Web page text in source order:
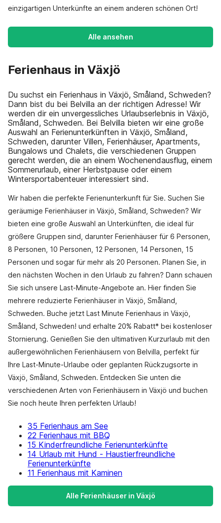
einzigartigen Unterkünfte an einem anderen schönen Ort!
Alle ansehen
Ferienhaus in Växjö
Du suchst ein Ferienhaus in Växjö, Småland, Schweden?
Dann bist du bei Belvilla an der richtigen Adresse! Wir
werden dir ein unvergessliches Urlaubserlebnis in Växjö,
Småland, Schweden. Bei Belvilla bieten wir eine große
Auswahl an Ferienunterkünften in Växjö, Småland,
Schweden, darunter Villen, Ferienhäuser, Apartments,
Bungalows und Chalets, die verschiedenen Gruppen
gerecht werden, die an einem Wochenendausflug, einem
Sommerurlaub, einer Herbstpause oder einem
Wintersportabenteuer interessiert sind.
Wir haben die perfekte Ferienunterkunft für Sie. Suchen Sie
geräumige Ferienhäuser in Växjö, Småland, Schweden? Wir
bieten eine große Auswahl an Unterkünften, die ideal für
größere Gruppen sind, darunter Ferienhäuser für 6 Personen,
8 Personen, 10 Personen, 12 Personen, 14 Personen, 15
Personen und sogar für mehr als 20 Personen. Planen Sie, in
den nächsten Wochen in den Urlaub zu fahren? Dann schauen
Sie sich unsere Last-Minute-Angebote an. Hier finden Sie
mehrere reduzierte Ferienhäuser in Växjö, Småland,
Schweden. Buche jetzt Last Minute Ferienhaus in Växjö,
Småland, Schweden! und erhalte 20% Rabatt* bei kostenloser
Stornierung. Genießen Sie den ultimativen Kurzurlaub mit den
außergewöhnlichen Ferienhäusern von Belvilla, perfekt für
Ihre Last-Minute-Urlaube oder geplanten Rückzugsorte in
Växjö, Småland, Schweden. Entdecken Sie unten die
verschiedenen Arten von Ferienhäusern in Växjö und buchen
Sie noch heute Ihren perfekten Urlaub!
35 Ferienhaus am See
22 Ferienhaus mit BBQ
15 Kinderfreundliche Ferienunterkünfte
14 Urlaub mit Hund - Haustierfreundliche
Ferienunterkünfte
11 Ferienhaus mit Kaminen
Alle Ferienhäuser in Växjö